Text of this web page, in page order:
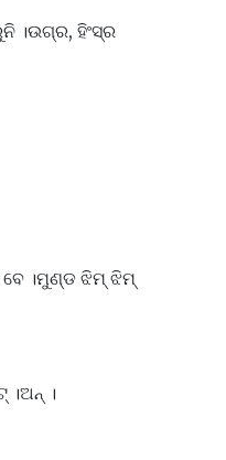
।ଉଗ୍ର, ହିଂସ୍ର
ବେ ।ମୁଣ୍ଡ ଝିମ୍ ଝିମ୍
।ଅନ୍ ।